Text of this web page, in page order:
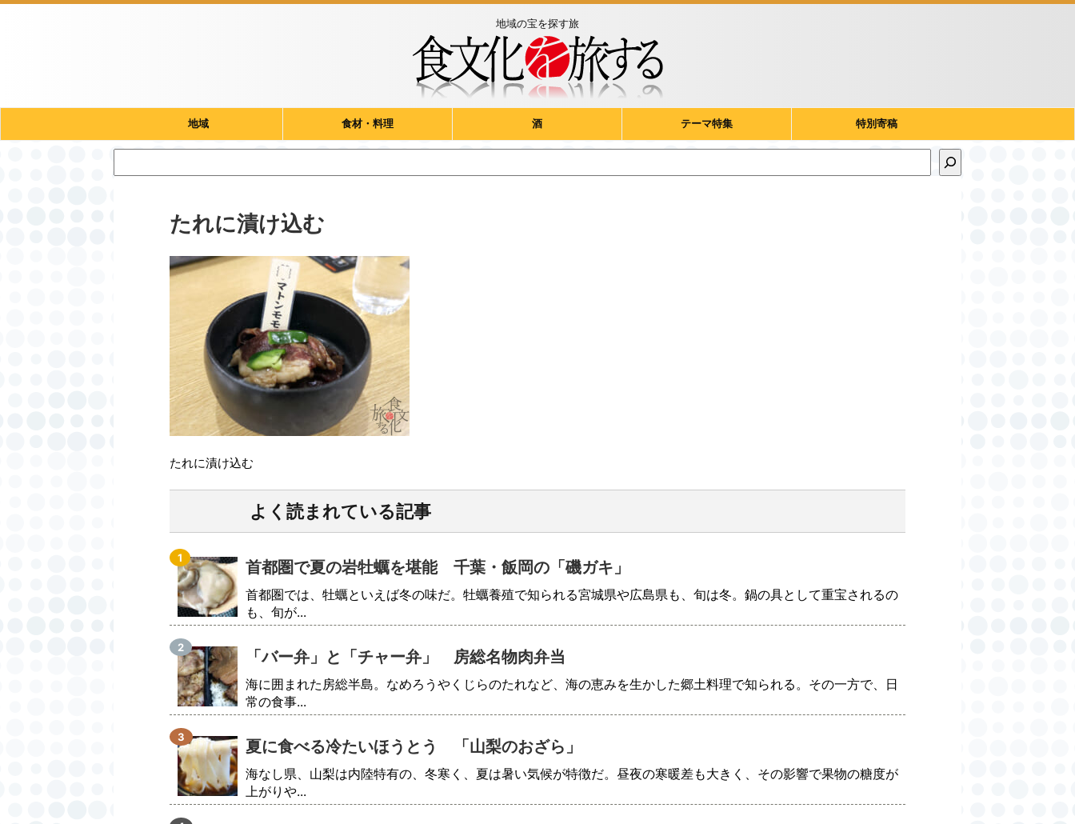
地域の宝を探す旅
地域 食材・料理 酒 テーマ特集 特別寄稿
たれに漬け込む
たれに漬け込む
よく読まれている記事
首都圏で夏の岩牡蠣を堪能 千葉・飯岡の「磯ガキ」
首都圏では、牡蠣といえば冬の味だ。牡蠣養殖で知られる宮城県や広島県も、旬は冬。鍋の具として重宝されるの
も、旬が...
「バー弁」と「チャー弁」 房総名物肉弁当
海に囲まれた房総半島。なめろうやくじらのたれなど、海の恵みを生かした郷土料理で知られる。その一方で、日
常の食事...
夏に食べる冷たいほうとう 「山梨のおざら」
海なし県、山梨は内陸特有の、冬寒く、夏は暑い気候が特徴だ。昼夜の寒暖差も大きく、その影響で果物の糖度が
上がりや...